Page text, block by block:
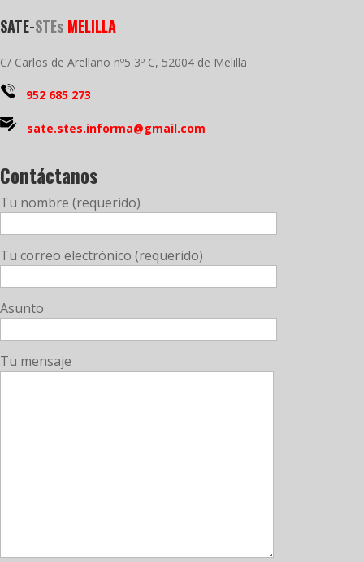
SATE-STEs MELILLA
C/ Carlos de Arellano nº5 3º C, 52004 de Melilla
952 685 273
sate.stes.informa@gmail.com
Contáctanos
Tu nombre (requerido)
Tu correo electrónico (requerido)
Asunto
Tu mensaje